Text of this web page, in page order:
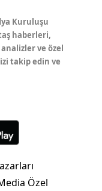
Kuruluşu
haberleri,
ve özel
takip edin ve
Özel